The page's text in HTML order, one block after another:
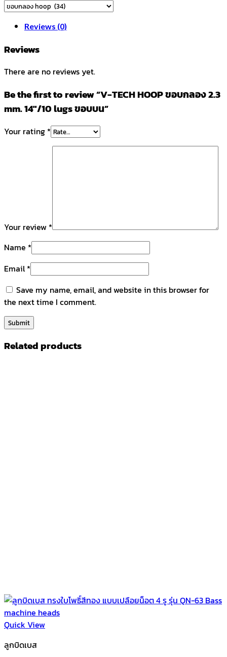
Reviews (0)
Reviews
There are no reviews yet.
Be the first to review “V-TECH HOOP ขอบกลอง 2.3
mm. 14″/10 lugs ขอบบน”
Your rating *
Your review *
Name *
Email*
Save my name, email, and website in this browser for
the next time I comment.
Related products
Quick View
ลูกบิดเบส